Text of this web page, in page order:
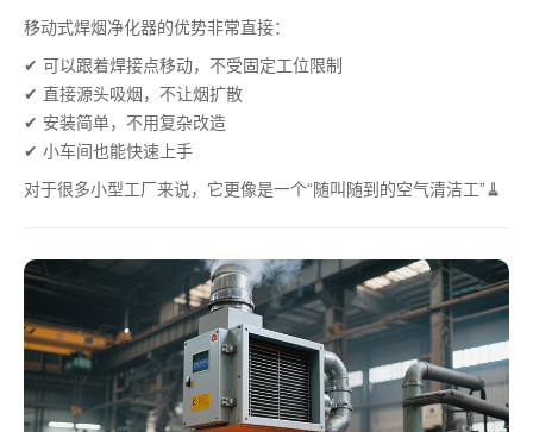
移动式焊烟净化器的优势非常直接：
✔ 可以跟着焊接点移动，不受固定工位限制
✔ 直接源头吸烟，不让烟扩散
✔ 安装简单，不用复杂改造
✔ 小车间也能快速上手
对于很多小型工厂来说，它更像是一个“随叫随到的空气清洁工”🧹